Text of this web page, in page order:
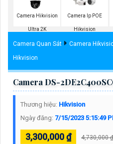
Camera Hikvision
Ultra 2K
Camera Ip POE
Hikvision
Camera Quan Sát Camera
Hikvision
Camera DS-
Thương hiệu: Hikvision
Ngày đăng: 7/15/2023 5:15:49
3,300,000 ₫ 4,730,000 ₫